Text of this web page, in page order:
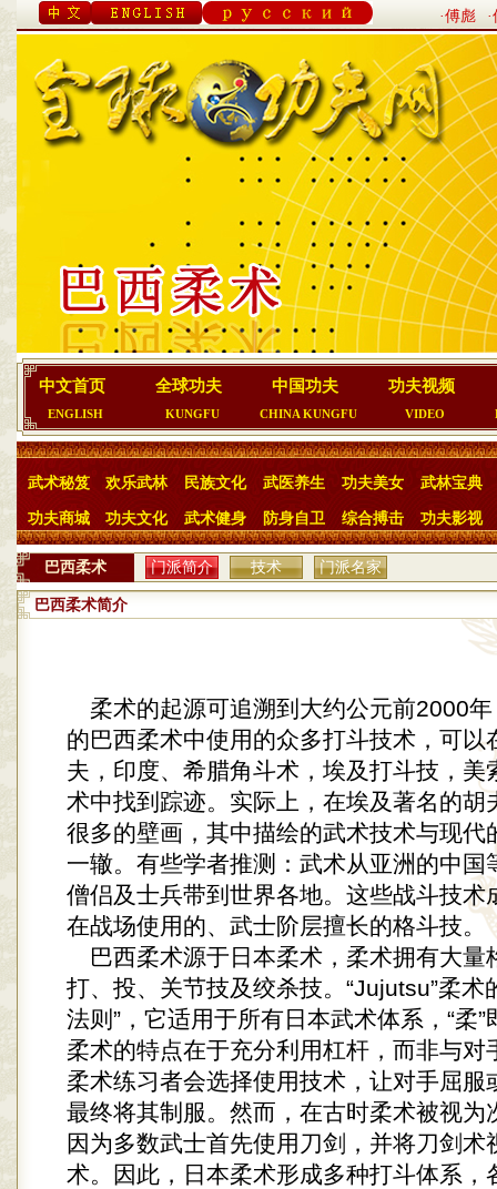
·傅彪
中文首页
ENGLISH
全球功夫
KUNGFU
中国功夫
CHINA KUNGFU
功夫视频
VIDEO
武术秘笈 欢乐武林 民族文化 武医养生 功夫美女 武林宝典
功夫商城 功夫文化 武术健身 防身自卫 综合搏击 功夫影视
巴西柔术 门派简介 技术 门派名家
巴西柔术简介
柔术的起源可追溯到大约公元前2000
的巴西柔术中使用的众多打斗技术，可以
夫，印度、希腊角斗术，埃及打斗技，美
术中找到踪迹。实际上，在埃及著名的胡
很多的壁画，其中描绘的武术技术与现代
一辙。有些学者推测：武术从亚洲的中国
僧侣及士兵带到世界各地。这些战斗技术
在战场使用的、武士阶层擅长的格斗技。
巴西柔术源于日本柔术，柔术拥有大量
打、投、关节技及绞杀技。“Jujutsu”柔术
法则”，它适用于所有日本武术体系，“柔
柔术的特点在于充分利用杠杆，而非与对
柔术练习者会选择使用技术，让对手屈服
最终将其制服。然而，在古时柔术被视为
因为多数武士首先使用刀剑，并将刀剑术
术。因此，日本柔术形成多种打斗体系，